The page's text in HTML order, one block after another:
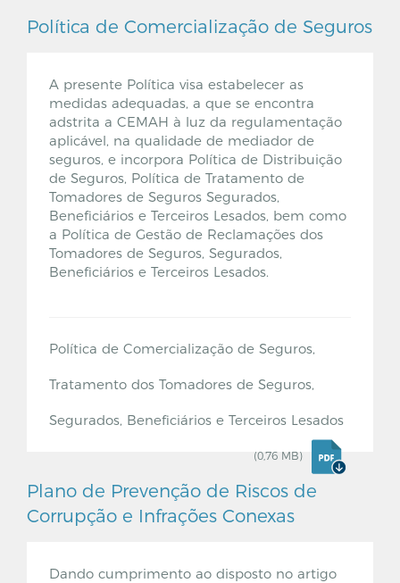
Política de Comercialização de Seguros
A presente Política visa estabelecer as
medidas adequadas, a que se encontra
adstrita a CEMAH à luz da regulamentação
aplicável, na qualidade de mediador de
seguros, e incorpora Política de Distribuição
de Seguros, Política de Tratamento de
Tomadores de Seguros Segurados,
Beneficiários e Terceiros Lesados, bem como
a Política de Gestão de Reclamações dos
Tomadores de Seguros, Segurados,
Beneficiários e Terceiros Lesados.
Política de Comercialização de Seguros,
Tratamento dos Tomadores de Seguros,
Segurados, Beneficiários e Terceiros Lesados
(0,76 MB)
Plano de Prevenção de Riscos de
Corrupção e Infrações Conexas
Dando cumprimento ao disposto no artigo